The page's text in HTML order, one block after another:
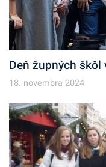
Deň župných škôl
18. novembra 2024